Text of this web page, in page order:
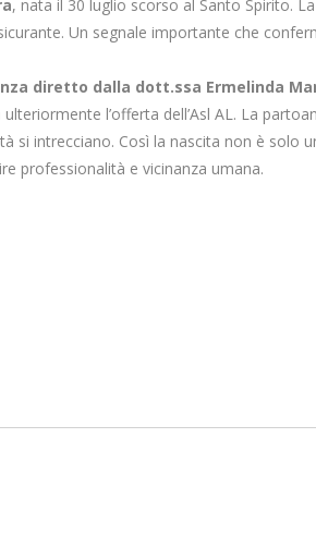
, nata il 30 luglio scorso al Santo Spirito.
Un segnale importante che
diretto dalla dott.ssa Ermelinda
l’offerta dell’Asl AL. La
si intrecciano. Così la nascita non è solo
professionalità e vicinanza umana.